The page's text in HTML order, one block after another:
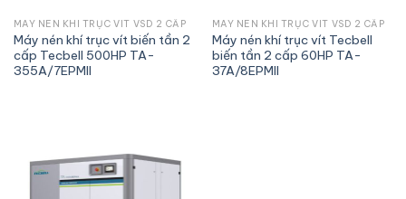
MÁY NÉN KHÍ TRỤC VÍT VSD 2 CẤP
Máy nén khí trục vít biến tần 2
cấp Tecbell 500HP TA-
355A/7EPMII
MÁY NÉN KHÍ TRỤC VÍT VSD 2 CẤP
Máy nén khí trục vít Tecbell
biến tần 2 cấp 60HP TA-
37A/8EPMII